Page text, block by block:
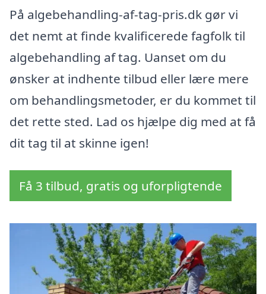
På algebehandling-af-tag-pris.dk gør vi
det nemt at finde kvalificerede fagfolk til
algebehandling af tag. Uanset om du
ønsker at indhente tilbud eller lære mere
om behandlingsmetoder, er du kommet til
det rette sted. Lad os hjælpe dig med at få
dit tag til at skinne igen!
Få 3 tilbud, gratis og uforpligtende